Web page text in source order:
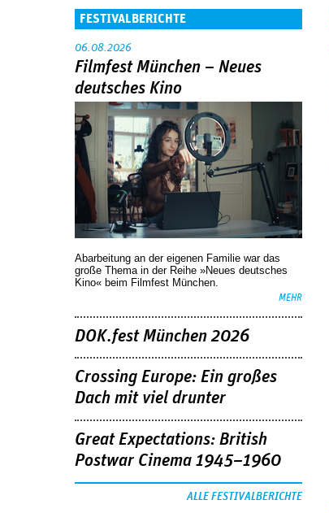
FESTIVALBERICHTE
06.08.2026
Filmfest München – Neues
deutsches Kino
Abarbeitung an der eigenen Familie war das
große Thema in der Reihe »Neues deutsches
Kino« beim Filmfest München.
MEHR
DOK.fest München 2026
Crossing Europe: Ein großes
Dach mit viel drunter
Great Expectations: British
Postwar Cinema 1945–1960
ALLE FESTIVALBERICHTE